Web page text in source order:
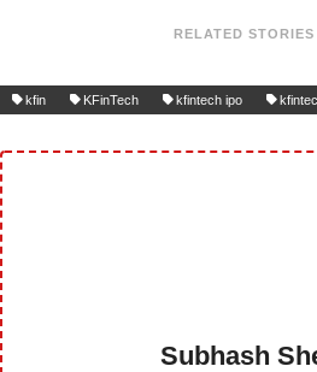
RELATED
kfin KFinTech kfintech ipo
Subhash